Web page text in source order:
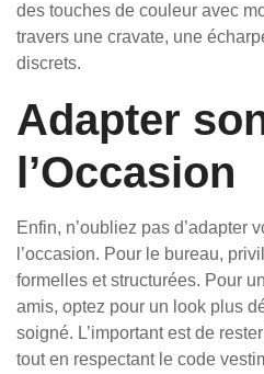
des touches de couleur avec
travers une cravate, une
discrets.
Adapter
l’Occasion
Enfin, n’oubliez pas d’adapter
l’occasion. Pour le bureau,
formelles et structurées. Pour
amis, optez pour un look plus
soigné. L’important est de
tout en respectant le code